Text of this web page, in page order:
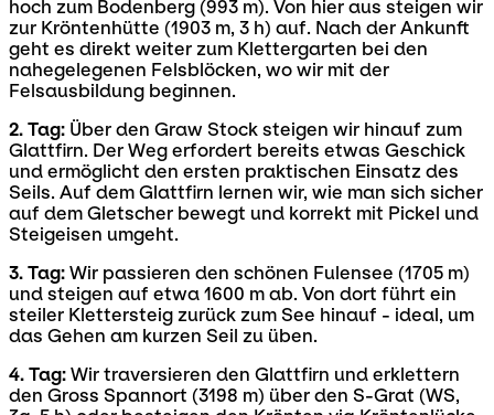
hoch zum Bodenberg (993 m). Von hier aus steigen wir
zur Kröntenhütte (1903 m, 3 h) auf. Nach der Ankunft
geht es direkt weiter zum Klettergarten bei den
nahegelegenen Felsblöcken, wo wir mit der
Felsausbildung beginnen.
2. Tag: Über den Graw Stock steigen wir hinauf zum
Glattfirn. Der Weg erfordert bereits etwas Geschick
und ermöglicht den ersten praktischen Einsatz des
Seils. Auf dem Glattfirn lernen wir, wie man sich sicher
auf dem Gletscher bewegt und korrekt mit Pickel und
Steigeisen umgeht.
3. Tag: Wir passieren den schönen Fulensee (1705 m)
und steigen auf etwa 1600 m ab. Von dort führt ein
steiler Klettersteig zurück zum See hinauf - ideal, um
das Gehen am kurzen Seil zu üben.
4. Tag: Wir traversieren den Glattfirn und erklettern
den Gross Spannort (3198 m) über den S-Grat (WS,